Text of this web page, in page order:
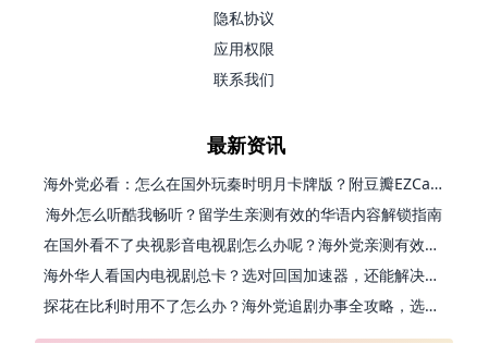
隐私协议
应用权限
联系我们
最新资讯
海外党必看：怎么在国外玩秦时明月卡牌版？附豆瓣EZCast地区限制破解法
海外怎么听酷我畅听？留学生亲测有效的华语内容解锁指南
在国外看不了央视影音电视剧怎么办呢？海外党亲测有效的回国加速方案
海外华人看国内电视剧总卡？选对回国加速器，还能解决菲律宾打不开反诈中心的问题
探花在比利时用不了怎么办？海外党追剧办事全攻略，选对加速器就够了